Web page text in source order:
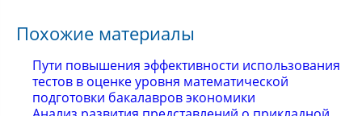
Похожие материалы
Пути повышения эффективности использования
тестов в оценке уровня математической
подготовки бакалавров экономики